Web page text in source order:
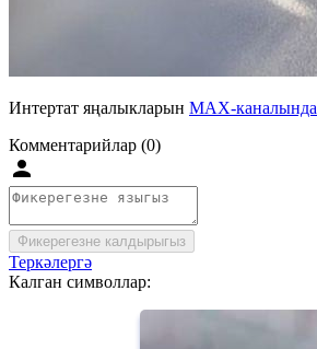
Интертат яңалыкларын MAX-каналында
Комментарийлар (0)
Фикерегезне калдырыгыз
Теркәлергә
Калган символлар: